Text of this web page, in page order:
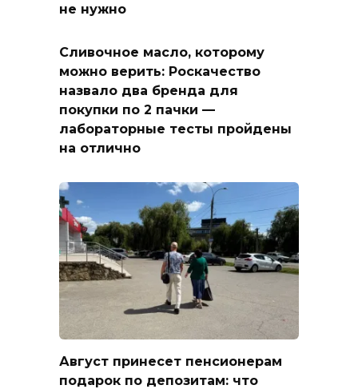
не нужно
Сливочное масло, которому
можно верить: Роскачество
назвало два бренда для
покупки по 2 пачки —
лабораторные тесты пройдены
на отлично
Август принесет пенсионерам
подарок по депозитам: что